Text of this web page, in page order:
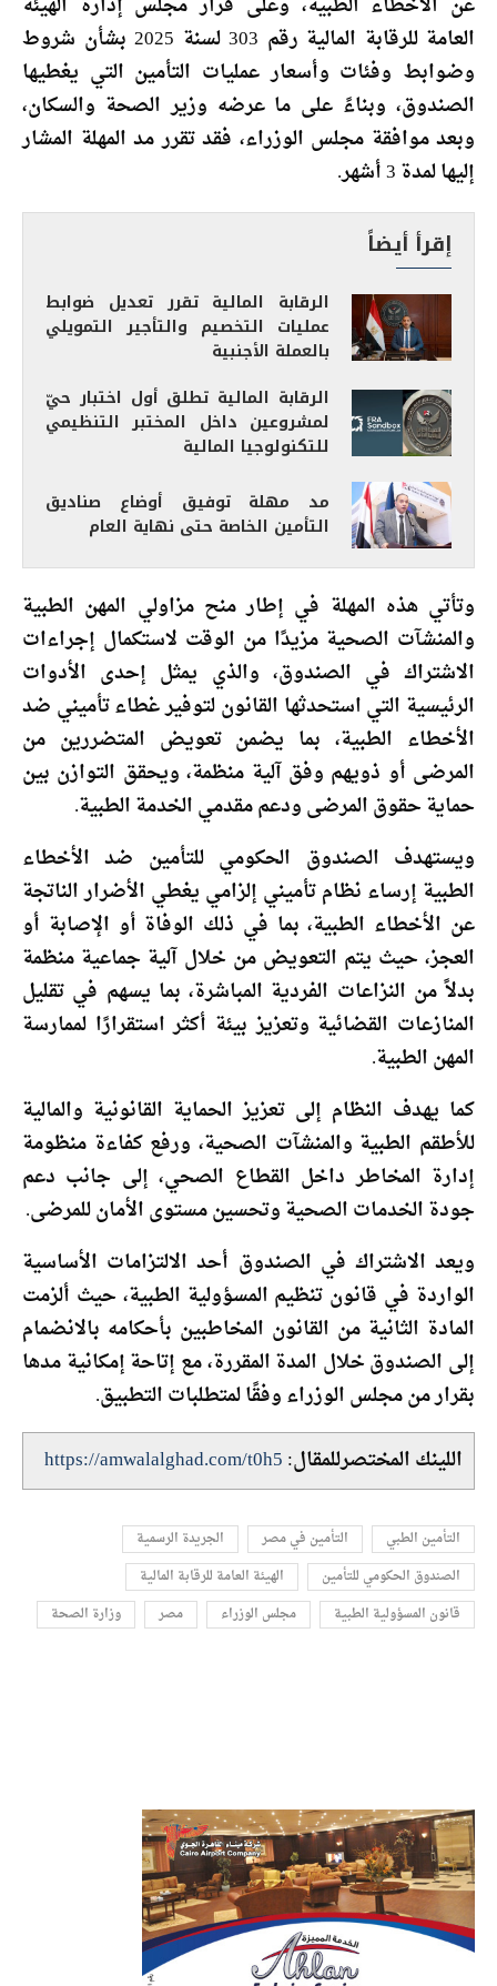
العامة للرقابة المالية رقم 303 لسنة 2025 بشأن شروط
وضوابط وفئات وأسعار عمليات التأمين التي يغطيها
الصندوق، وبناءً على ما عرضه وزير الصحة والسكان،
وبعد موافقة مجلس الوزراء، فقد تقرر مد المهلة المشار
إليها لمدة 3 أشهر.
إقرأ أيضاً
الرقابة المالية تقرر تعديل ضوابط
عمليات التخصيم والتأجير التمويلي
بالعملة الأجنبية
الرقابة المالية تطلق أول اختبار حيّ
لمشروعين داخل المختبر التنظيمي
للتكنولوجيا المالية
مد مهلة توفيق أوضاع صناديق
التأمين الخاصة حتى نهاية العام
وتأتي هذه المهلة في إطار منح مزاولي المهن الطبية
والمنشآت الصحية مزيدًا من الوقت لاستكمال إجراءات
الاشتراك في الصندوق، والذي يمثل إحدى الأدوات
الرئيسية التي استحدثها القانون لتوفير غطاء تأميني ضد
الأخطاء الطبية، بما يضمن تعويض المتضررين من
المرضى أو ذويهم وفق آلية منظمة، ويحقق التوازن بين
حماية حقوق المرضى ودعم مقدمي الخدمة الطبية.
ويستهدف الصندوق الحكومي للتأمين ضد الأخطاء
الطبية إرساء نظام تأميني إلزامي يغطي الأضرار الناتجة
عن الأخطاء الطبية، بما في ذلك الوفاة أو الإصابة أو
العجز، حيث يتم التعويض من خلال آلية جماعية منظمة
بدلاً من النزاعات الفردية المباشرة، بما يسهم في تقليل
المنازعات القضائية وتعزيز بيئة أكثر استقرارًا لممارسة
المهن الطبية.
كما يهدف النظام إلى تعزيز الحماية القانونية والمالية
للأطقم الطبية والمنشآت الصحية، ورفع كفاءة منظومة
إدارة المخاطر داخل القطاع الصحي، إلى جانب دعم
جودة الخدمات الصحية وتحسين مستوى الأمان للمرضى.
ويعد الاشتراك في الصندوق أحد الالتزامات الأساسية
الواردة في قانون تنظيم المسؤولية الطبية، حيث ألزمت
المادة الثانية من القانون المخاطبين بأحكامه بالانضمام
إلى الصندوق خلال المدة المقررة، مع إتاحة إمكانية مدها
بقرار من مجلس الوزراء وفقًا لمتطلبات التطبيق.
اللينك المختصرللمقال:https://amwalalghad.com/t0h5
التأمين الطبي التأمين في مصر
الجريدة الرسمية
الصندوق الحكومي للتأمين
الهيئة العامة للرقابة المالية
قانون المسؤولية الطبية
مجلس الوزراء مصر وزارة الصحة